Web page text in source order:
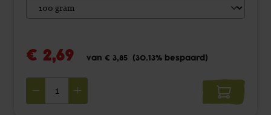
€ 2,69 ‌ van € 3,85 ‌ (30.13% bespaard)